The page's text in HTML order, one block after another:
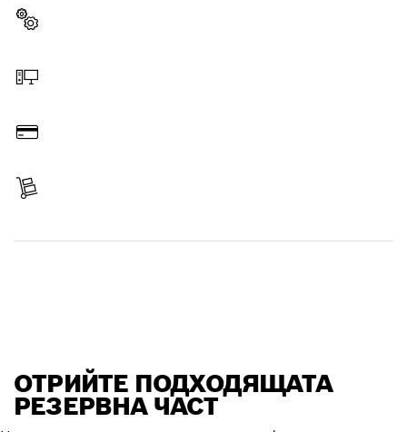
ОТРИЙТЕ ПОДХОДЯЩАТА
РЕЗЕРВНА ЧАСТ